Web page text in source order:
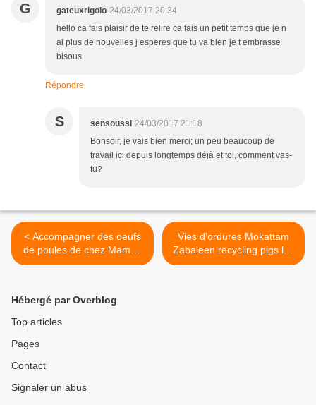
G gateuxrigolo 24/03/2017 20:34
hello ca fais plaisir de te relire ca fais un petit temps que je n
ai plus de nouvelles j esperes que tu va bien je t embrasse
bisous
Répondre
S sensoussi 24/03/2017 21:18
Bonsoir, je vais bien merci; un peu beaucoup de
travail ici depuis longtemps déjà et toi, comment vas-
tu?
< Accompagner des oeufs
de poules de chez Maman
;)
Vies d'ordures Mokattam
Zabaleen recycling pigs les
chiffoniers du Caire >
Hébergé par Overblog
Top articles
Pages
Contact
Signaler un abus